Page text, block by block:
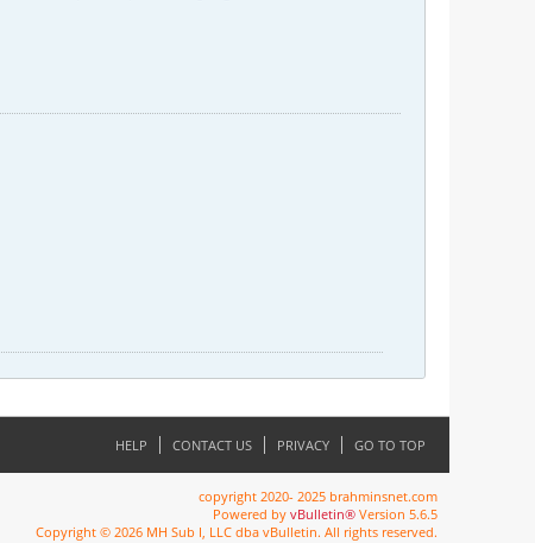
HELP CONTACT US PRIVACY GO TO TOP
copyright 2020- 2025 brahminsnet.com
Powered by vBulletin® Version 5.6.5
Copyright © 2026 MH Sub I, LLC dba vBulletin. All rights reserved.